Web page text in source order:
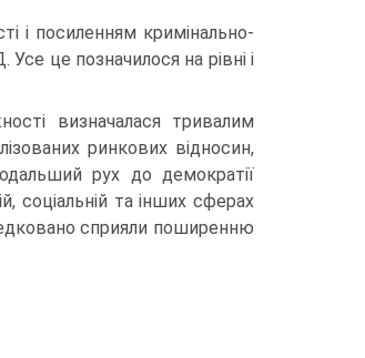
і посиленням кримінально-
це позначилося на рівні і
визначалася тривалим
ринкових відносин,
рух до демократії
соціальній та інших сферах
сприяли поширенню